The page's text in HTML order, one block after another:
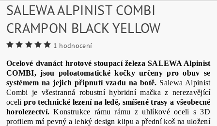
SALEWA ALPINIST COMBI
CRAMPON BLACK YELLOW
1 hodnocení
Ocelové dvanáct hrotové stoupací železa SALEWA Alpinist
COMBI, jsou poloatomatické kočky určeny pro obuv se
systémem na jejich připnutí vzadu na botě. Salewa Alpinist
Combi je všestranná robustní hybridní mačka z nerezavějící
ocelipro technické lezení na ledě, smíšené trasy a všeobecné
horolezectví. Konstrukce rámu rámu z uhlíkové oceli s 3D
profilem má pevný a lehký design klipu a přední koš na uložení